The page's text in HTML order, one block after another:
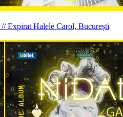
//Expirat Halele Carol, București